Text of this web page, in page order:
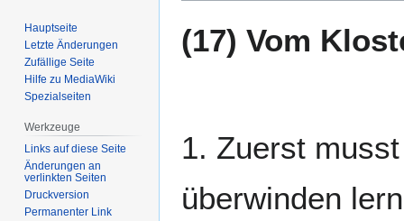
Navigation
Suche
(17) Vom
1. Zuerst
überwinden
Hauptseite
Letzte Änderungen
Zufällige Seite
Hilfe zu MediaWiki
Spezialseiten
Werkzeuge
Links auf diese Seite
Änderungen an
verlinkten Seiten
Druckversion
Permanenter Link